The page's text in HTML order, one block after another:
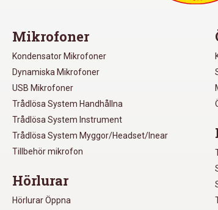
Mikrofoner
Kondensator Mikrofoner
Dynamiska Mikrofoner
USB Mikrofoner
Trådlösa System Handhållna
Trådlösa System Instrument
Trådlösa System Myggor/Headset/Inear
Tillbehör mikrofon
Hörlurar
Hörlurar Öppna